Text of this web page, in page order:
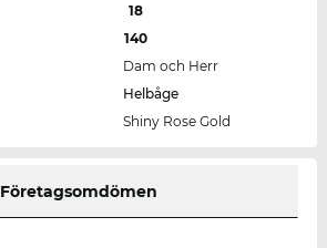
18
140
Dam och Herr
Helbåge
Shiny Rose Gold
Företagsomdömen